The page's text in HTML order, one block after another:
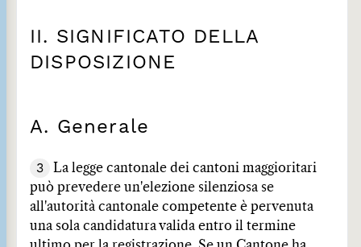
II. SIGNIFICATO DELLA
DISPOSIZIONE
A. Generale
3
La legge cantonale dei cantoni maggioritari
può prevedere un'elezione silenziosa se
all'autorità cantonale competente è pervenuta
una sola candidatura valida entro il termine